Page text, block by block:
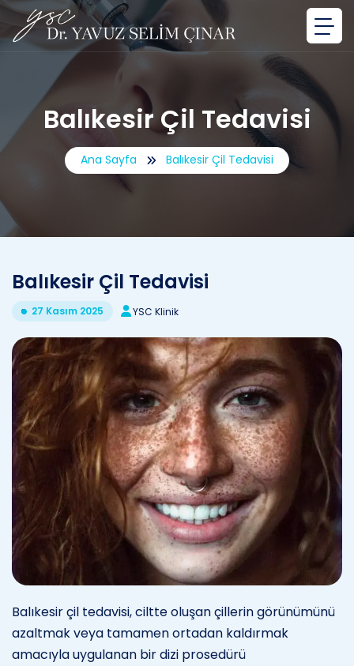
Balıkesir Çil Tedavisi
Ana Sayfa Balıkesir Çil Tedavisi
Balıkesir Çil Tedavisi
27 Kasım 2025 YSC Klinik
Balıkesir çil tedavisi, ciltte oluşan çillerin görünümünü
azaltmak veya tamamen ortadan kaldırmak
amacıyla uygulanan bir dizi prosedürü